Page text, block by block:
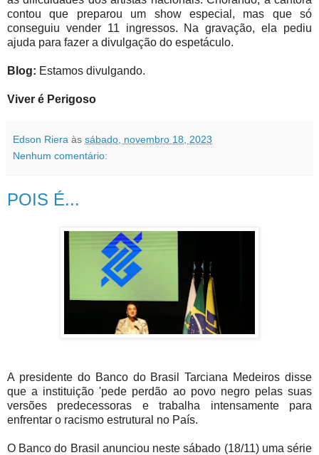
contou que preparou um show especial, mas que só
conseguiu vender 11 ingressos. Na gravação, ela pediu
ajuda para fazer a divulgação do espetáculo.
Blog: Estamos divulgando.
Viver é Perigoso
Edson Riera às sábado, novembro 18, 2023
Nenhum comentário:
POIS É...
A presidente do Banco do Brasil Tarciana Medeiros disse
que a instituição 'pede perdão ao povo negro pelas suas
versões predecessoras e trabalha intensamente para
enfrentar o racismo estrutural no País.
O Banco do Brasil anunciou neste sábado (18/11) uma série